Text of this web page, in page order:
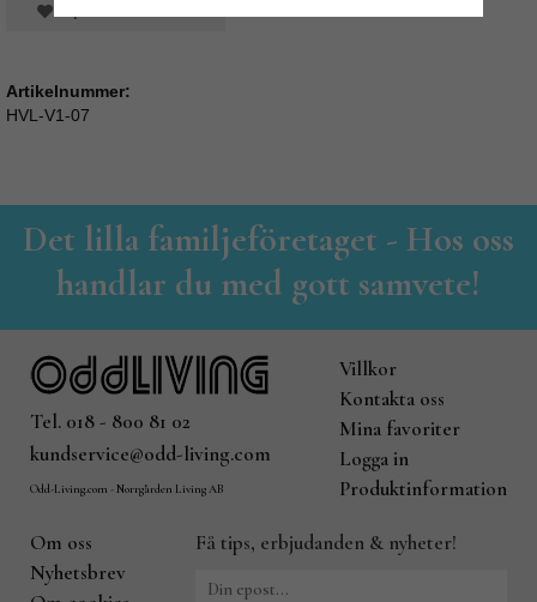
Spara som favorit
Artikelnummer:
HVL-V1-07
Det lilla familjeföretaget - Hos oss
handlar du med gott samvete!
Tel. 018 - 800 81 02
kundservice@odd-living.com
Odd-Living.com - Norrgården Living AB
Villkor
Kontakta oss
Mina favoriter
Logga in
Produktinformation
Om oss
Nyhetsbrev
Få tips, erbjudanden & nyheter!